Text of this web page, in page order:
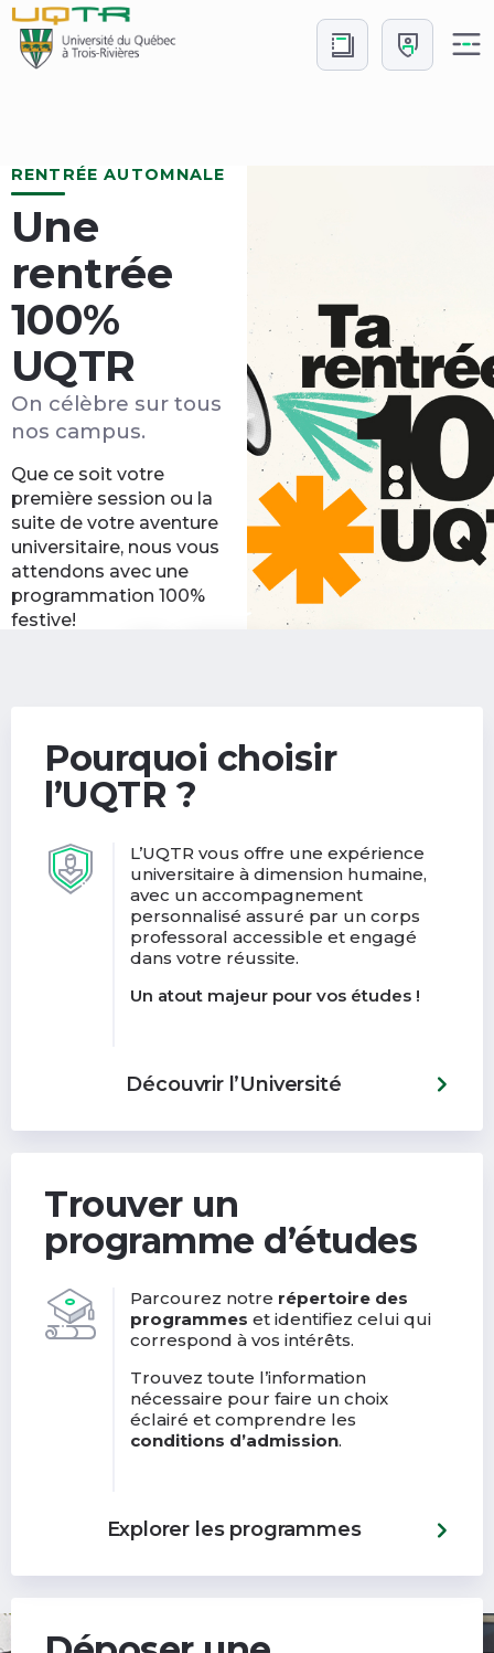
Aller
au
contenu
Aller
Connexion
Accueil
RENTRÉE AUTOMNALE
Une
rentrée
100%
UQTR
On célèbre sur tous
nos campus.
Que ce soit votre
première session ou la
suite de votre aventure
universitaire, nous vous
attendons avec une
programmation 100%
festive!
Pourquoi choisir
l’UQTR ?
L’UQTR vous offre une expérience
universitaire à dimension humaine,
avec un accompagnement
personnalisé assuré par un corps
professoral accessible et engagé
dans votre réussite.
Un atout majeur pour vos études !
Découvrir l’Université
Trouver un
programme d’études
Parcourez notre répertoire des
programmes et identifiez celui qui
correspond à vos intérêts.
Trouvez toute l’information
nécessaire pour faire un choix
éclairé et comprendre les
conditions d’admission.
Explorer les programmes